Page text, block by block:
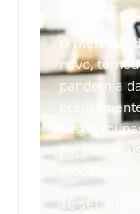
O mercado
novo,
pandemia
desde
para
16 set 2024